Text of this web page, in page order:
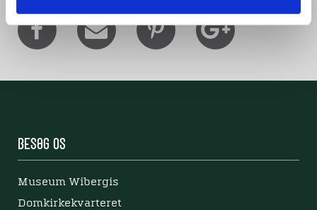
Besøg os
Museum Wibergis
Domkirkekvarteret